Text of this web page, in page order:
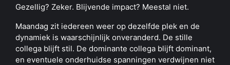
Gezellig? Zeker. Blijvende impact? Meestal niet.
Maandag zit iedereen weer op dezelfde plek en de
dynamiek is waarschijnlijk onveranderd. De stille
collega blijft stil. De dominante collega blijft dominant,
en eventuele onderhuidse spanningen verdwijnen niet